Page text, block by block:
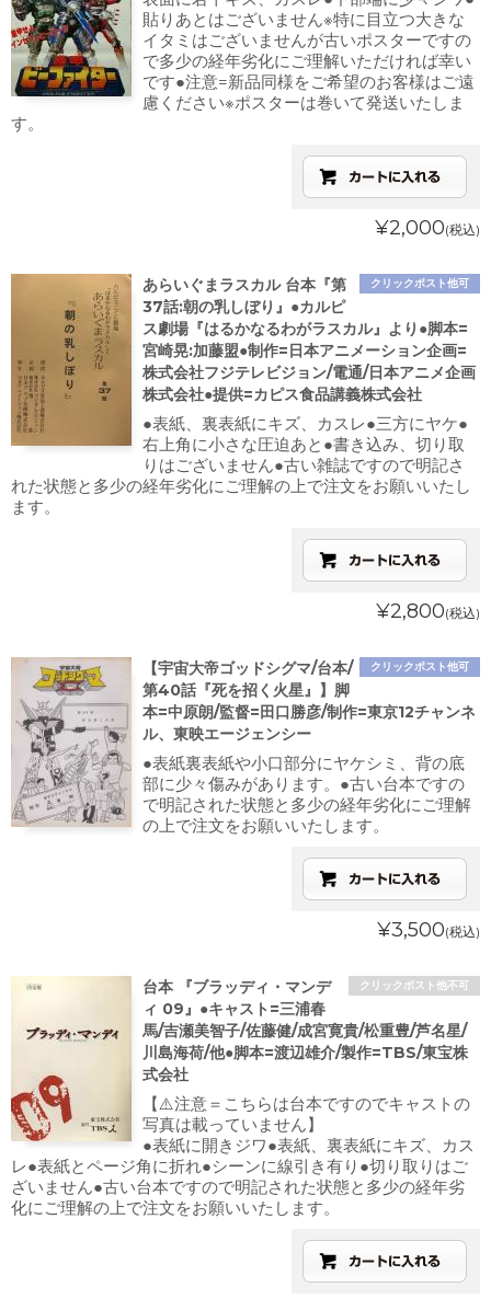
貼りあとはございません※特に目立つ大きな
イタミはございませんが古いポスターですの
で多少の経年劣化にご理解いただければ幸い
です●注意=新品同様をご希望のお客様はご遠
慮ください※ポスターは巻いて発送いたしま
す。
¥2,000(税込)
クリックポスト他可
あらいぐまラスカル 台本『第
37話:朝の乳しぼり』●カルピ
ス劇場『はるかなるわがラスカル』より●脚本=
宮崎晃:加藤盟●制作=日本アニメーション企画=
株式会社フジテレビジョン/電通/日本アニメ企画
株式会社●提供=カピス食品講義株式会社
●表紙、裏表紙にキズ、カスレ●三方にヤケ●
右上角に小さな圧迫あと●書き込み、切り取
りはございません●古い雑誌ですので明記さ
れた状態と多少の経年劣化にご理解の上で注文をお願いいたし
ます。
¥2,800(税込)
クリックポスト他可
【宇宙大帝ゴッドシグマ/台本/
第40話『死を招く火星』】脚
本=中原朗/監督=田口勝彦/制作=東京12チャンネ
ル、東映エージェンシー
●表紙裏表紙や小口部分にヤケシミ、背の底
部に少々傷みがあります。●古い台本ですの
で明記された状態と多少の経年劣化にご理解
の上で注文をお願いいたします。
¥3,500(税込)
クリックポスト他不可
台本 『ブラッディ・マンデ
ィ 09』●キャスト=三浦春
馬/吉瀬美智子/佐藤健/成宮寛貴/松重豊/芦名星/
川島海荷/他●脚本=渡辺雄介/製作=TBS/東宝株
式会社
【⚠️注意＝こちらは台本ですのでキャストの
写真は載っていません】
●表紙に開きジワ●表紙、裏表紙にキズ、カス
レ●表紙とページ角に折れ●シーンに線引き有り●切り取りはご
ざいません●古い台本ですので明記された状態と多少の経年劣
化にご理解の上で注文をお願いいたします。